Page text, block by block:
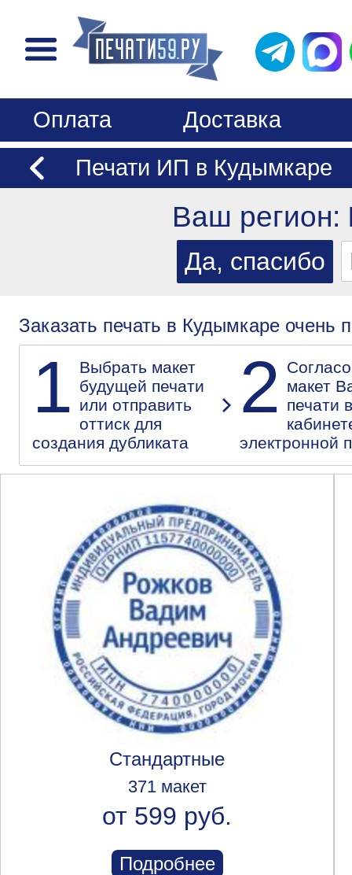
Оплата
Доставка
Печати ИП в Кудымкаре
Ваш регион:
Заказать печать в Кудымкаре очень
1 Выбрать макет
будущей печати
или отправить
оттиск для
создания дубликата
2
макет
печати
электронной
Стандартные
371 макет
от 599 руб.
Подробнее